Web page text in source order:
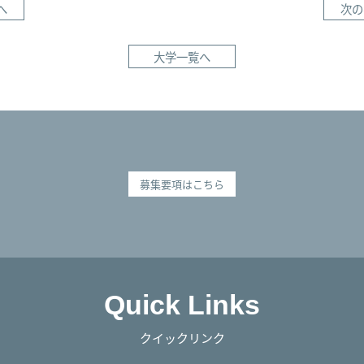
次
大学一覧へ
募集要項はこちら
Quick Links
クイックリンク